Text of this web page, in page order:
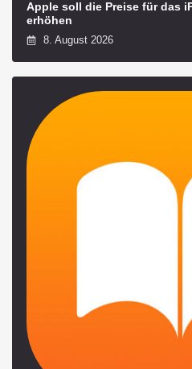
Apple soll die Preise für das
erhöhen
8. August 2026